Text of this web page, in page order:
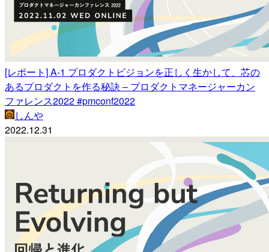
[レポート] A-1 プロダクトビジョンを正しく生かして、芯の
あるプロダクトを作る秘訣 – プロダクトマネージャーカン
ファレンス2022 #pmconf2022
しんや
2022.12.31